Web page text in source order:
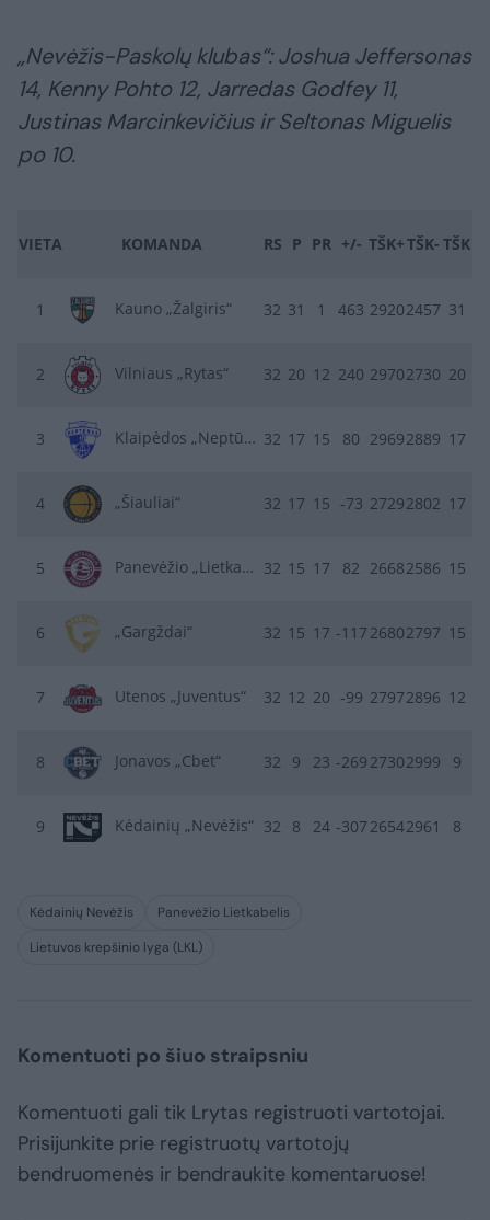
„Nevėžis-Paskolų klubas“: Joshua Jeffersonas
14, Kenny Pohto 12, Jarredas Godfey 11,
Justinas Marcinkevičius ir Seltonas Miguelis
po 10.
VIETA KOMANDA RS P PR +/- TŠK+TŠK- TŠK
1 Kauno „Žalgiris“ 32 31 1 463 29202457 31
2 Vilniaus „Rytas“ 32 20 12 240 29702730 20
3 Klaipėdos „Neptūnas“ 32 17 15 80 29692889 17
4 „Šiauliai“ 32 17 15 -73 27292802 17
5 Panevėžio „Lietkabelis“ 32 15 17 82 26682586 15
6 „Gargždai“ 32 15 17 -117 26802797 15
7 Utenos „Juventus“ 32 12 20 -99 27972896 12
8 Jonavos „Cbet“ 32 9 23 -269 27302999 9
9 Kėdainių „Nevėžis“ 32 8 24 -307 26542961 8
Kėdainių Nevėžis
Panevėžio Lietkabelis
Lietuvos krepšinio lyga (LKL)
Komentuoti po šiuo straipsniu
Komentuoti gali tik Lrytas registruoti vartotojai.
Prisijunkite prie registruotų vartotojų
bendruomenės ir bendraukite komentaruose!